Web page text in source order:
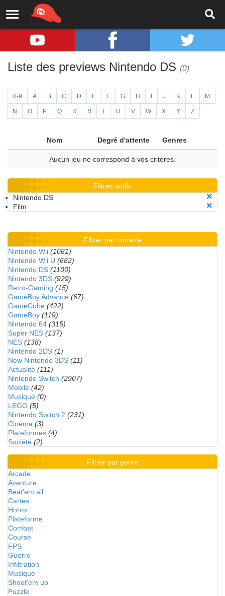
Liste des previews Nintendo DS (0)
0-9 A B C D E F G H J K L M
N O P Q R S T U V W X Y Z
Nom Degré d'attente Genres
Aucun jeu ne correspond à vos critères.
Filtres actifs
Nintendo DS
Film
Filtrer par console
Nintendo Wii (1081)
Nintendo Wii U (682)
Nintendo DS (1100)
Nintendo 3DS (929)
Retro-Gaming (15)
GameBoy Advance (67)
GameCube (422)
GameBoy (119)
Nintendo 64 (315)
Super NES (137)
NES (138)
Nintendo 2DS (1)
New Nintendo 3DS (11)
Actualité (111)
Nintendo Switch (2907)
Mobile (42)
Musique (0)
LEGO (5)
Nintendo Switch 2 (231)
Cinéma (3)
Plateformes (4)
Société (2)
Filtrer par genre
Arcade
Aventure
Beat'em all
Cartes
Horror
Plateforme
Combat
Course
FPS
Guerre
Infiltration
Musique
Shoot'em up
Puzzle